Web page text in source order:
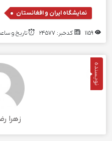
نمایشگاه ایران و افغانستان
کدخبر: 24577 تاریخ و ساعت انتشار:
نویسنده
زهرا